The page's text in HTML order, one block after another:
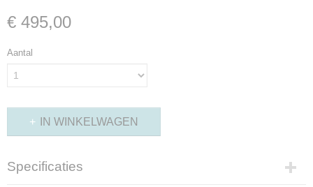
€ 495,00
Aantal
IN WINKELWAGEN
Specificaties